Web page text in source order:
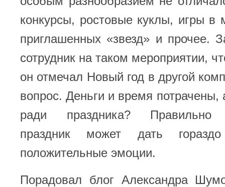
конкурсы, ростовые куклы, игры
приглашенных «звезд» и прочее.
сотрудник на таком мероприятии,
он отмечал Новый год в другой
вопрос. Деньги и время потрачены,
ради праздника? Правильно
праздник может дать
положительные эмоции.
Порадовал блог Александра